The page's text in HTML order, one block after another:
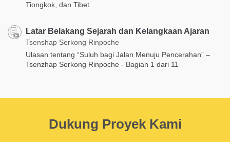
Tiongkok, dan Tibet.
Latar Belakang Sejarah dan Kelangkaan Ajaran
Tsenshap Serkong Rinpoche
Ulasan tentang “Suluh bagi Jalan Menuju Pencerahan” –
Tsenzhap Serkong Rinpoche - Bagian 1 dari 11
Dukung Proyek Kami